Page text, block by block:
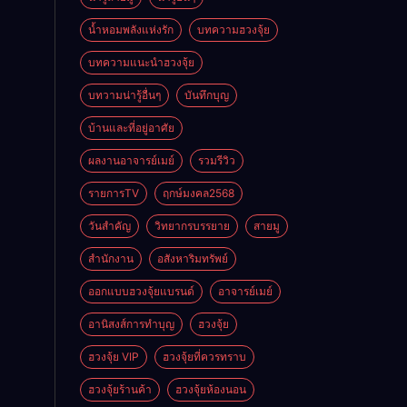
น้ำหอมพลังแห่งรัก บทความฮวงจุ้ย
บทความแนะนำฮวงจุ้ย
บทวามน่ารู้อื่นๆ บันทึกบุญ
บ้านและที่อยู่อาศัย
ผลงานอาจารย์เมย์ รวมรีวิว
รายการTV ฤกษ์มงคล2568
วันสำคัญ วิทยากรบรรยาย สายมู
สำนักงาน อสังหาริมทรัพย์
ออกแบบฮวงจุ้ยแบรนด์ อาจารย์เมย์
อานิสงส์การทำบุญ ฮวงจุ้ย
ฮวงจุ้ย VIP ฮวงจุ้ยที่ควรทราบ
ฮวงจุ้ยร้านค้า ฮวงจุ้ยห้องนอน